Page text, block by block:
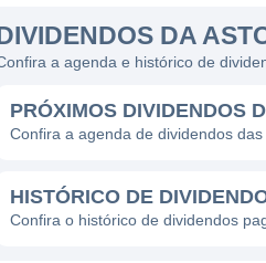
DA
a agenda e histórico de
PRÓXIMOS DIVIDENDOS
Confira a agenda de dividendos das
HISTÓRICO DE
Confira o histórico de dividendos